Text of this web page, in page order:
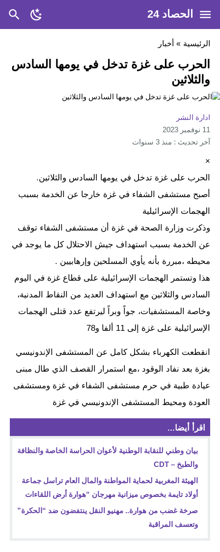
الحصاد 24
الرئيسية » أخبار
الحرب على غزة تدخل في يومها السادس
والثلاثين
ادارة النشر
11 نوفمبر 2023
آخر تحديث : منذ 3 سنوات
×
الحرب على غزة تدخل في يومها السادس والثلاثين.
أصبح مستشفى الشفاء في غزة خارجا عن الخدمة بسبب
الهجمات الإسرائيلية
وذكرت وزارة الصحة في غزة أن مستشفى الشفاء توقف
عن الخدمة بسبب استهداف جيش الاحتلال كل ما يوجد في
محيطه ،مبررة بأنه يأوي المسلحين وإرهابيين .
هذا وتستمر الهجمات الإسرائيلية على قطاع غزة في اليوم
السادس والثلاثين مع استهداف العديد من النقاط المدنية،
وخاصة المستشفيات، جواً وبراً ليرتفع عدد قتلى الهجمات
الإسرائيلية على غزة إلى 11 ألفا و78
انقطعت الكهرباء بشكل كامل عن المستشفى الإندونيسي
بغزة بعد نفاد الوقود ،مع استمرار القصف الذي طال مبنى
عيادة طبية في حرم مستشفى الشفاء في غزة ومستشفى
العودة ومحيط المستشفى الإندونيسي في غزة
اقرأ أيضا...
بيان وطني للنقابة الوطنية لأعوان الحراسة الخاصة والنظافة
والطبخ – CDT
الهيئة المغربية لحماية المواطنة والمال العام تراسل جماعة
أولاد تايمة بخصوص ميزانية مهرجان “هوارة أرض اللقاءات
صرخة غضب من هوارة.. مهنيو النقل ينتفضون ضد “الحكرة”
وتعسف المراقبة